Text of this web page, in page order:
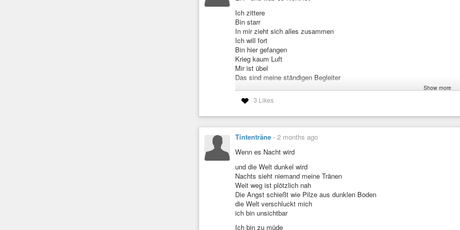
Ich ertrank in Leere
Die Wertlosigkeit treibt mich fort - an - um
Wer nahm mir meinen Wert?
Wo ist er?
Mein Vakuum droht mich zu zerreiẞen
Ich bin soviel mehr als Sex
Ich bin es Wert
Werte kommen nicht von außen
Aber wenn kein Wert da ist
Ist es schwer einen zu finden
Es ist verborgen, innen drin
Nicht vorhandenes zu suchen
Und zu finden
Der Weg lohnt sich
Wert ist da
Jeder ist Wertvoll
#schreibkunst #gedanken
Ich zittere
Bin starr
In mir zieht sich alles zusammen
Ich will fort
Bin hier gefangen
Krieg kaum Luft
Mir ist übel
Das sind meine ständigen Begleiter
Kam er nach Hause oder ich?
Hab ich gekocht?
Dauerte es länger?
Oder hab ich was getan?
Mir wird kalt
Es gehört zu mir
Es ist täglich da
Es ist selbst bei einfachen Aufgaben dabei
Es sitzt neben mir und bewertet
Ob ich gut genug bin
Und kriecht wie kalter Wind unter meine Haut
Er nimmt mir meine Gedanken
Liest mein Tagebuch für mich
Show more
3 Likes
Tintenträne - 2 months ago
Wenn es Nacht wird
​und die Welt dunkel wird
Nachts sieht niemand meine Tränen
Weit weg ist plötzlich nah
Die Angst schießt wie Pilze aus dunklen Boden
die Welt verschluckt mich
ich bin unsichtbar
​Ich bin zu müde